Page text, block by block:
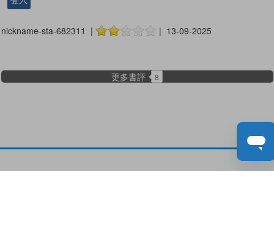
nickname-sta-682311 | | 13-09-2025
更多書評 8